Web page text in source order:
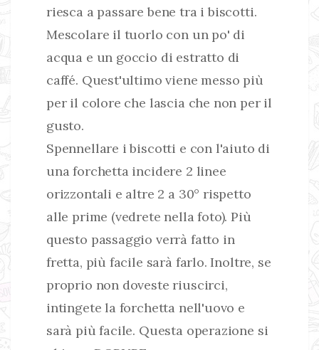
riesca a passare bene tra i biscotti.
Mescolare il tuorlo con un po' di
acqua e un goccio di estratto di
caffé. Quest'ultimo viene messo più
per il colore che lascia che non per il
gusto.
Spennellare i biscotti e con l'aiuto di
una forchetta incidere 2 linee
orizzontali e altre 2 a 30° rispetto
alle prime (vedrete nella foto). Più
questo passaggio verrà fatto in
fretta, più facile sarà farlo. Inoltre, se
proprio non doveste riuscirci,
intingete la forchetta nell'uovo e
sarà più facile. Questa operazione si